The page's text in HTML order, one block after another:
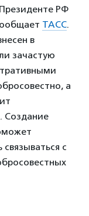
РФ
ТАСС.
в
зачастую
а
Создание
с